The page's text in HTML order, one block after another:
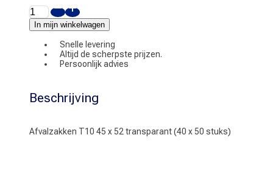
Afvalzakken
T10
45
x
transparant
stuks)
aantal
In mijn winkelwagen
Snelle levering
Altijd de scherpste prijzen.
Persoonlijk advies
Beschrijving
Afvalzakken T10 45 x 52 transparant (40 x 50 stuks)